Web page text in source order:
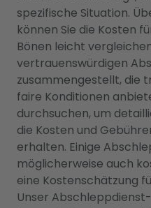
spezifische Situation.
können Sie die Kosten
Bönen leicht
vertrauenswürdigen
zusammengestellt, die
faire Konditionen
durchsuchen, um
die Kosten und
erhalten. Einige
möglicherweise auch
eine Kostenschätzung
Unser